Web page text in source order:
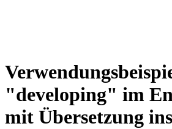
"developing" im
mit Übersetzung